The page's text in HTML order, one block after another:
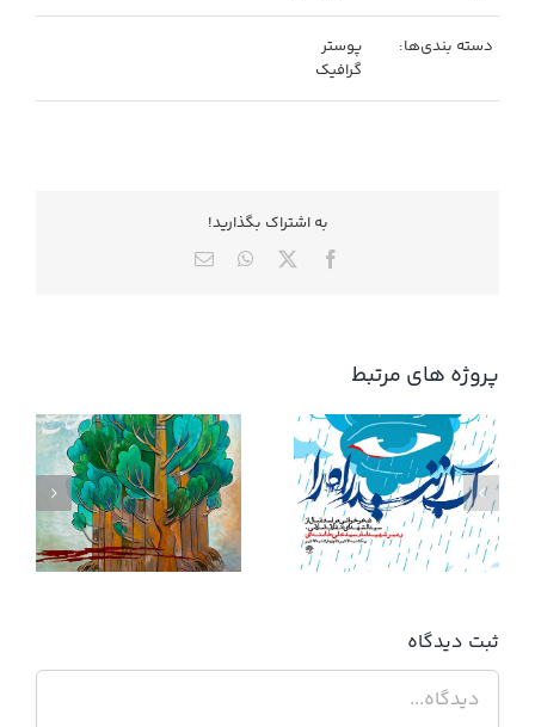
دسته بندی‌ها:
پوستر
گرافیک
به اشتراك بگذاريد!
Facebook
X
WhatsApp
ایمیل
پروژه های مرتبط
آب زنید راه را
ثبت ديدگاه
دیدگاه